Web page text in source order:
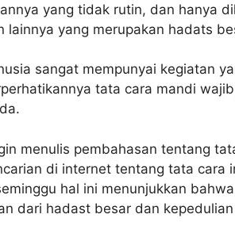
yang tidak rutin, dan hanya
lainnya yang merupakan hadats
sangat mempunyai kegiatan
tata cara mandi
menulis pembahasan tentang
di internet tentang tata cara
hal ini menunjukkan
dari hadast besar dan